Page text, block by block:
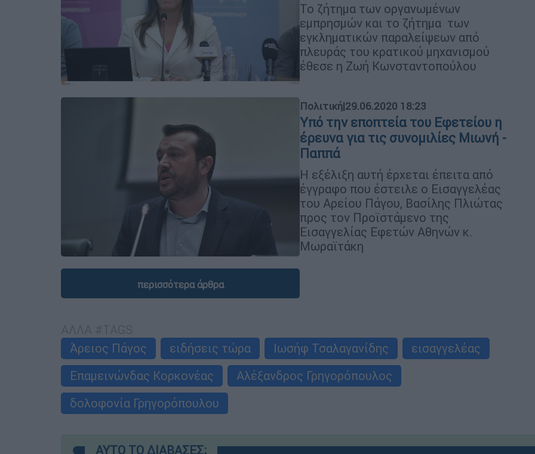
Το ζήτημα των οργανωμένων
εμπρησμών και το ζήτημα των
εγκληματικών παραλείψεων από
πλευράς του κρατικού μηχανισμού
έθεσε η Ζωή Κωνσταντοπούλου
Πολιτική|29.06.2020 18:23
Υπό την εποπτεία του Εφετείου η
έρευνα για τις συνομιλίες Μιωνή -
Παππά
Η εξέλιξη αυτή έρχεται έπειτα από
έγγραφο που έστειλε ο Εισαγγελέας
του Αρείου Πάγου, Βασίλης Πλιώτας
προς τον Προϊστάμενο της
Εισαγγελίας Εφετών Αθηνών κ.
Μωραϊτάκη
περισσότερα άρθρα
Άρειος Πάγος
ειδήσεις τώρα Ιωσήφ Τσαλαγανίδης
εισαγγελέας
Επαμεινώνδας Κορκονέας
Αλέξανδρος Γρηγορόπουλος
δολοφονία Γρηγορόπουλου
ΑΥΤΟ ΤΟ ΔΙΑΒΑΣΕΣ;